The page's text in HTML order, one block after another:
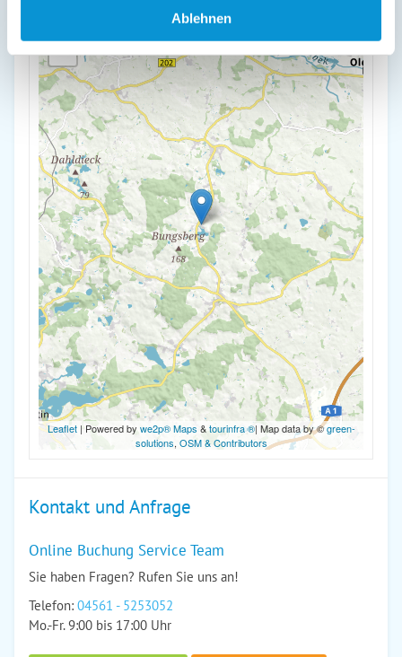
Ablehnen
-
Leaflet| Powered by we2p® Maps &tourinfra ®| Map data by ©green-
solutions, OSM & Contributors
Kontakt und Anfrage
Online Buchung Service Team
Sie haben Fragen? Rufen Sie uns an!
Telefon: 04561 - 5253052
Mo.-Fr. 9:00 bis 17:00 Uhr